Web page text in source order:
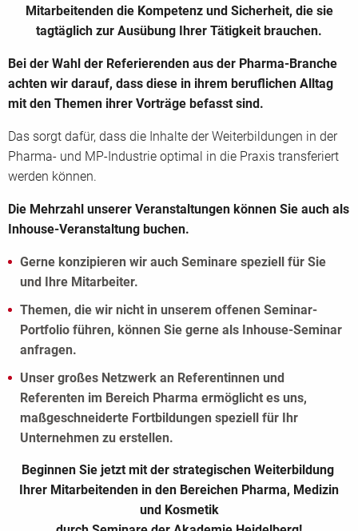
Mitarbeitenden die Kompetenz und Sicherheit, die sie
tagtäglich zur Ausübung Ihrer Tätigkeit brauchen.
Bei der Wahl der Referierenden aus der Pharma-Branche
achten wir darauf, dass diese in ihrem beruflichen Alltag
mit den Themen ihrer Vorträge befasst sind.
Das sorgt dafür, dass die Inhalte der Weiterbildungen in der
Pharma- und MP-Industrie optimal in die Praxis transferiert
werden können.
Die Mehrzahl unserer Veranstaltungen können Sie auch als
Inhouse-Veranstaltung buchen.
Gerne konzipieren wir auch Seminare speziell für Sie
und Ihre Mitarbeiter.
Themen, die wir nicht in unserem offenen Seminar-
Portfolio führen, können Sie gerne als Inhouse-Seminar
anfragen.
Unser großes Netzwerk an Referentinnen und
Referenten im Bereich Pharma ermöglicht es uns,
maßgeschneiderte Fortbildungen speziell für Ihr
Unternehmen zu erstellen.
Beginnen Sie jetzt mit der strategischen Weiterbildung
Ihrer Mitarbeitenden in den Bereichen Pharma, Medizin
und Kosmetik